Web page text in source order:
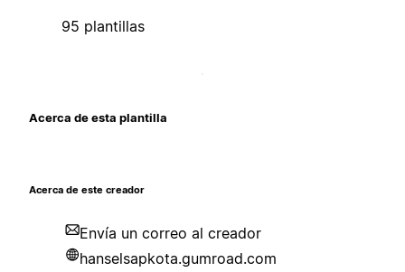
95 plantillas
Acerca de esta plantilla
Acerca de este creador
Envía un correo al creador
hanselsapkota.gumroad.com